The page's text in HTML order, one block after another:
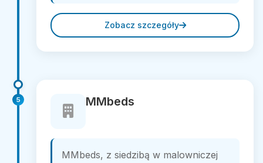
Zobacz szczegóły
5 MMbeds
MMbeds, z siedzibą w malowniczej